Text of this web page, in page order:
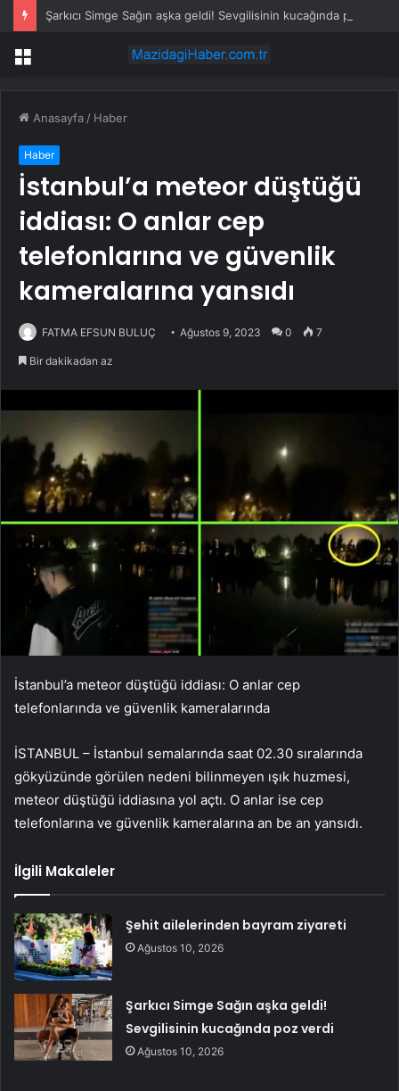
Menü
Anasayfa / Haber
Haber
İstanbul’a meteor düştüğü
iddiası: O anlar cep
telefonlarına ve güvenlik
kameralarına yansıdı
FATMA EFSUN BULUÇ Ağustos 9, 2023 0 7
Bir dakikadan az
İstanbul’a meteor düştüğü iddiası: O anlar cep
telefonlarında ve güvenlik kameralarında
İSTANBUL – İstanbul semalarında saat 02.30 sıralarında
gökyüzünde görülen nedeni bilinmeyen ışık huzmesi,
meteor düştüğü iddiasına yol açtı. O anlar ise cep
telefonlarına ve güvenlik kameralarına an be an yansıdı.
İlgili Makaleler
Şehit ailelerinden bayram ziyareti
Ağustos 10, 2026
Şarkıcı Simge Sağın aşka geldi!
Sevgilisinin kucağında poz verdi
Ağustos 10, 2026